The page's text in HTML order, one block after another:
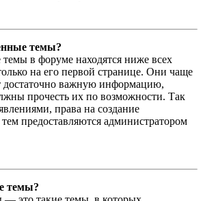
темы?
в форуме находятся ниже всех
на его первой странице. Они чаще
достаточно важную информацию,
прочесть их по возможности. Так
права на создание
предоставляются администратором
темы?